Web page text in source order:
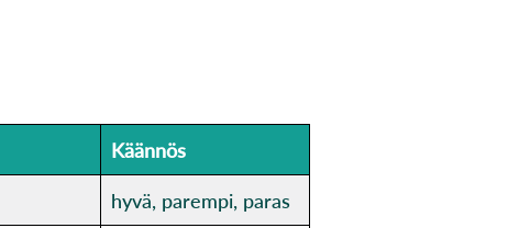
Käännös
hyvä, parempi, paras